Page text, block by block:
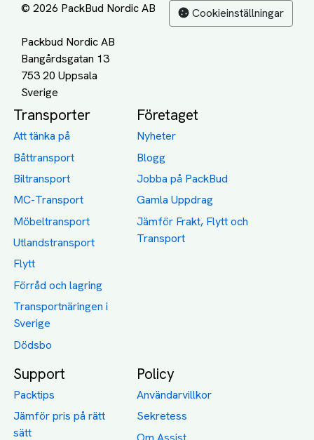
© 2026 PackBud Nordic AB
Packbud Nordic AB
Bangårdsgatan 13
753 20 Uppsala
Cookieinställningar
Transporter
Att tänka på
Båttransport
Biltransport
MC-Transport
Möbeltransport
Utlandstransport
Flytt
Förråd och lagring
Transportnäringen i
Sverige
Dödsbo
Företaget
Nyheter
Blogg
Jobba på PackBud
Gamla Uppdrag
Jämför Frakt, Flytt och
Transport
Support
Packtips
Jämför pris på rätt
sätt
Policy
Användarvillkor
Sekretess